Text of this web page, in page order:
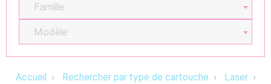
Famille
Modèle
Accueil Rechercher par type de cartouche Laser